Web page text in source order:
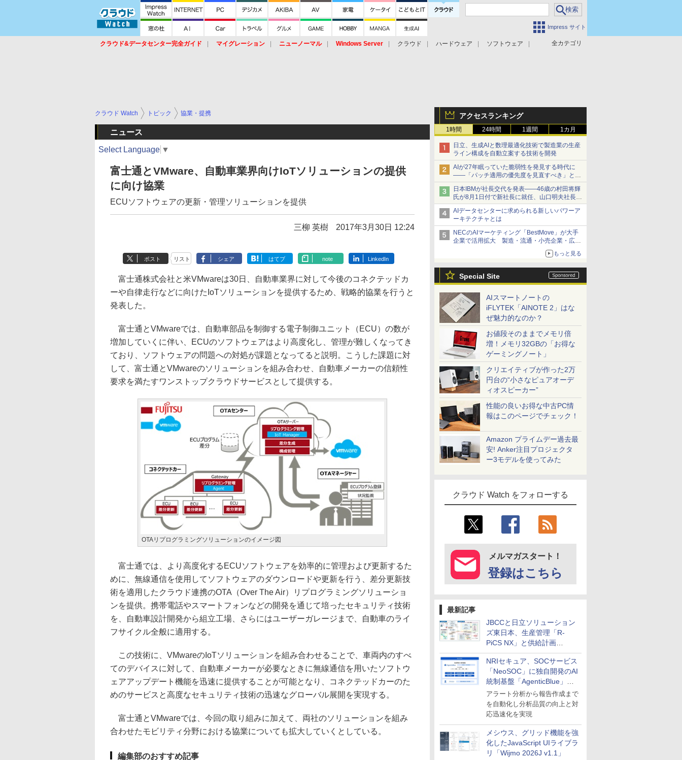
Impress サイト
全カテゴリ
クラウド&データセンター完全ガイド マイグレーション ニューノーマル Windows Server クラウド ハードウェア
ソフトウェア
アクセスランキング
1時間 24時間 1週間 1カ月
日立、生成AIと数理最適化技術で製造業の生産
ライン構成を自動立案する技術を開発
AIが27年眠っていた脆弱性を発見する時代に
――「パッチ適用の優先度を見直すべき」とセ
キュリティ専門家
日本IBMが社長交代を発表――46歳の村田将輝
氏が8月1日付で新社長に就任、山口明夫社長は
会長へ
AIデータセンターに求められる新しいパワーア
ーキテクチャとは
NECのAIマーケティング「BestMove」が大手
企業で活用拡大 製造・流通・小売企業・広告
もっと見る
Special Site
AIスマートノートの
iFLYTEK「AINOTE 2」はな
ぜ魅力的なのか？
お値段そのままでメモリ倍
増！メモリ32GBの「お得な
ゲーミングノート」
クリエイティブが作った2万
円台の“小さなピュアオーデ
ィオスピーカー”
性能の良いお得な中古PC情
報はこのページでチェック！
Amazon プライムデー過去最
安! Anker注目プロジェクタ
ー3モデルを使ってみた
クラウド Watch をフォローする
メルマガスタート！
登録はこちら
最新記事
JBCCと日立ソリューション
ズ東日本、生産管理「R-
PiCS NX」と供給計画
「scSQUARE ISP」の連携サ
ービスを提供開始
NRIセキュア、SOCサービス
「NeoSOC」に独自開発のAI
統制基盤「AgenticBlue」を
導入
アラート分析から報告作成まで
を自動化し分析品質の向上と対
応迅速化を実現
メシウス、グリッド機能を強
化したJavaScript UIライブラ
リ「Wijmo 2026J v1.1」
クラウド Watch トピック 協業・提携
ニュース
Select Language ▼
富士通とVMware、自動車業界向けIoTソリューションの提供
に向け協業
ECUソフトウェアの更新・管理ソリューションを提供
三柳 英樹 2017年3月30日 12:24
ポスト リスト シェア はてブ note LinkedIn
富士通株式会社と米VMwareは30日、自動車業界に対して今後のコネクテッドカ
ーや自律走行などに向けたIoTソリューションを提供するため、戦略的協業を行うと
発表した。
富士通とVMwareでは、自動車部品を制御する電子制御ユニット（ECU）の数が
増加していくに伴い、ECUのソフトウェアはより高度化し、管理が難しくなってき
ており、ソフトウェアの問題への対処が課題となってると説明。こうした課題に対
して、富士通とVMwareのソリューションを組み合わせ、自動車メーカーの信頼性
要求を満たすワンストップクラウドサービスとして提供する。
OTAリプログラミングソリューションのイメージ図
富士通では、より高度化するECUソフトウェアを効率的に管理および更新するた
めに、無線通信を使用してソフトウェアのダウンロードや更新を行う、差分更新技
術を適用したクラウド連携のOTA（Over The Air）リプログラミングソリューショ
ンを提供。携帯電話やスマートフォンなどの開発を通じて培ったセキュリティ技術
を、自動車設計開発から組立工場、さらにはユーザーガレージまで、自動車のライ
フサイクル全般に適用する。
この技術に、VMwareのIoTソリューションを組み合わせることで、車両内のすべ
てのデバイスに対して、自動車メーカーが必要なときに無線通信を用いたソフトウ
ェアアップデート機能を迅速に提供することが可能となり、コネクテッドカーのた
めのサービスと高度なセキュリティ技術の迅速なグローバル展開を実現する。
富士通とVMwareでは、今回の取り組みに加えて、両社のソリューションを組み
合わせたモビリティ分野における協業についても拡大していくとしている。
編集部のおすすめ記事